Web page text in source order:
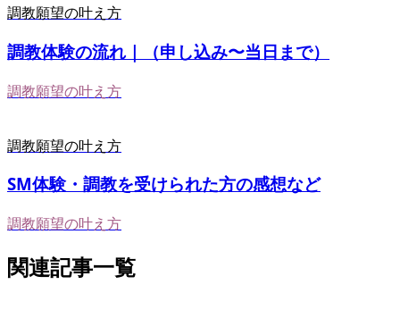
調教願望の叶え方
調教体験の流れ｜（申し込み〜当日まで）
調教願望の叶え方
調教願望の叶え方
SM体験・調教を受けられた方の感想など
調教願望の叶え方
関連記事一覧